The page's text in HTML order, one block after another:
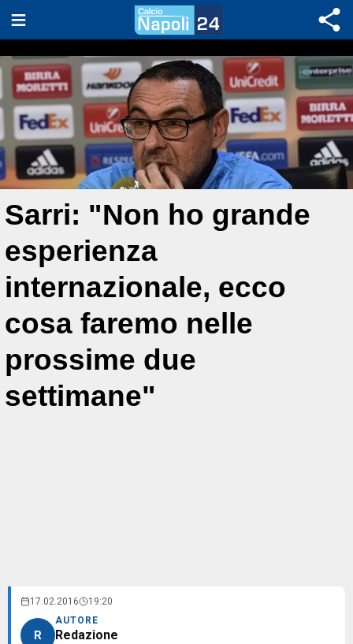
Sarri: "Non ho grande
esperienza
internazionale, ecco
cosa faremo nelle
prossime due
settimane"
17.02.2016 19:20
R
AUTORE
Redazione